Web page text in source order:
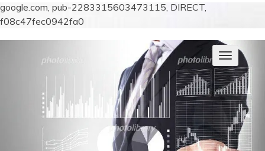
google.com, pub-2283315603473115, DIRECT,
f08c47fec0942fa0
ナ
ビ
ゲ
ー
シ
ョ
ン
を
切